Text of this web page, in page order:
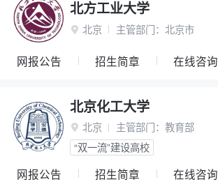
北方工业大学
 北京 主管部门： 北京市
网报公告 招生简章 在线咨询
北京化工大学
 北京 主管部门： 教育部
“双一流”建设高校
网报公告 招生简章 在线咨询